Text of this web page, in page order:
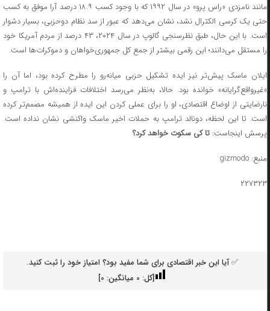
مانند نامزدی «راس پرو» در سال ۱۹۹۲ که با وجود کسب ۱۸.۹ درصد آرا موفق به کسب
حتی یک کرسی الکترال نشد، نشان می‌دهد که عبور از سد نظام دوحزبی، بسیار دشوار
است. با این حال، طبق نظرسنجی گالوپ در سال ۲۰۲۴، ۴۳ درصد از مردم آمریکا خود
را مستقل می‌دانند؛ این رقمی بیشتر از جمع کل جمهوری‌خواهان و دموکرات‌ها است.
ایلان ماسک پیش‌تر نیز ایده تشکیل حزبی میانه‌رو را مطرح کرده بود، اما آن را
«غیرواقع‌گرایانه» خوانده بود. حالا، به‌نظر می‌رسد اختلافات فزاینده‌اش با ترامپ و
نارضایتی از اوضاع اقتصادی، او را برای عملی کردن این ایده از همیشه مصمم‌تر کرده
است. تا این لحظه، دونالد ترامپ به حملات اخیر ماسک واکنشی نشان نداده است.
پرسش اینجاست: تا کی سکوت خواهد کرد؟
منبع: gizmodo
۲۲۷۳۲۳
✅ آیا این خبر اقتصادی برای شما مفید بود؟ امتیاز خود را ثبت کنید.
[کل: 0میانگین: 0
]